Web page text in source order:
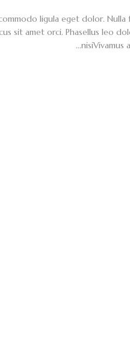
ligula eget dolor. Nulla
sit amet orci. Phasellus leo
nisiVivamus